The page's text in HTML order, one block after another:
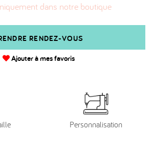
dans notre boutique
RENDEZ-VOUS
Ajouter à mes favoris
Personnalisation